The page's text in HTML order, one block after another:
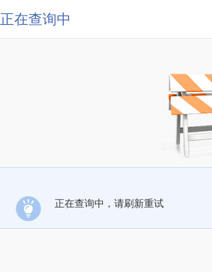
正在查询中
正在查询中，请刷新重试